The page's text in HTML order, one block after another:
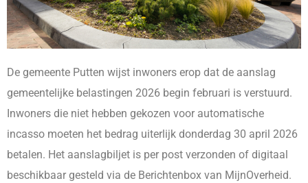
De gemeente Putten wijst inwoners erop dat de aanslag
gemeentelijke belastingen 2026 begin februari is verstuurd.
Inwoners die niet hebben gekozen voor automatische
incasso moeten het bedrag uiterlijk donderdag 30 april 2026
betalen. Het aanslagbiljet is per post verzonden of digitaal
beschikbaar gesteld via de Berichtenbox van MijnOverheid.